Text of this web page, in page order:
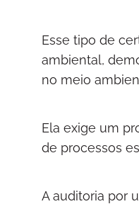
Esse tipo de
ambiental,
no meio
Ela exige um
de processos
A auditoria por